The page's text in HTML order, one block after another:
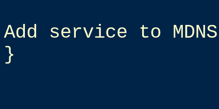
Add service to
}